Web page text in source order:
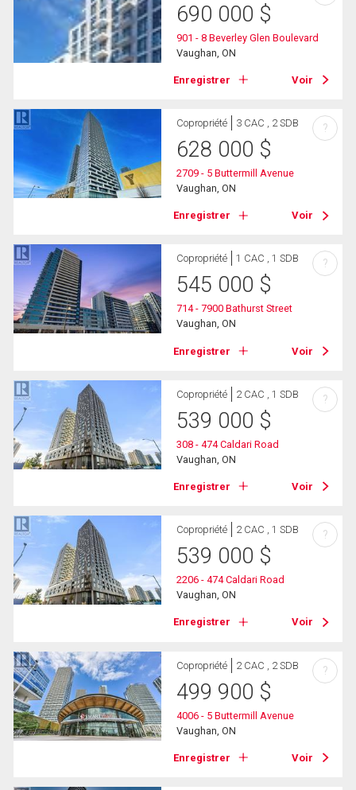
690 000 $
901 - 8 Beverley Glen Boulevard
Vaughan, ON
Enregistrer Voir
Copropriété 3 CAC , 2 SDB
628 000 $
2709 - 5 Buttermill Avenue
Vaughan, ON
Enregistrer Voir
?
Copropriété 1 CAC , 1 SDB
545 000 $
714 - 7900 Bathurst Street
Vaughan, ON
Enregistrer Voir
?
Copropriété 2 CAC , 1 SDB
539 000 $
308 - 474 Caldari Road
Vaughan, ON
Enregistrer Voir
?
Copropriété 2 CAC , 1 SDB
539 000 $
2206 - 474 Caldari Road
Vaughan, ON
Enregistrer Voir
?
Copropriété 2 CAC , 2 SDB
499 900 $
4006 - 5 Buttermill Avenue
Vaughan, ON
Enregistrer Voir
?